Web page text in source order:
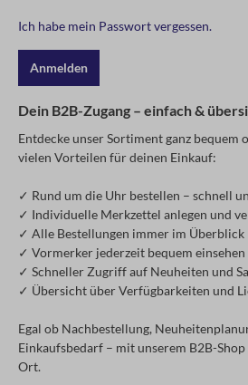
Ich habe mein Passwort vergessen.
Anmelden
Dein B2B-Zugang – einfach &
Entdecke unser Sortiment ganz
vielen Vorteilen für deinen Einkauf:
✓ Rund um die Uhr bestellen – schnell
✓ Individuelle Merkzettel anlegen und
✓ Alle Bestellungen immer im Überblick
✓ Vormerker jederzeit bequem einsehen
✓ Schneller Zugriff auf Neuheiten und
✓ Übersicht über Verfügbarkeiten und
Egal ob Nachbestellung,
Einkaufsbedarf – mit unserem B2B-Shop
Ort.